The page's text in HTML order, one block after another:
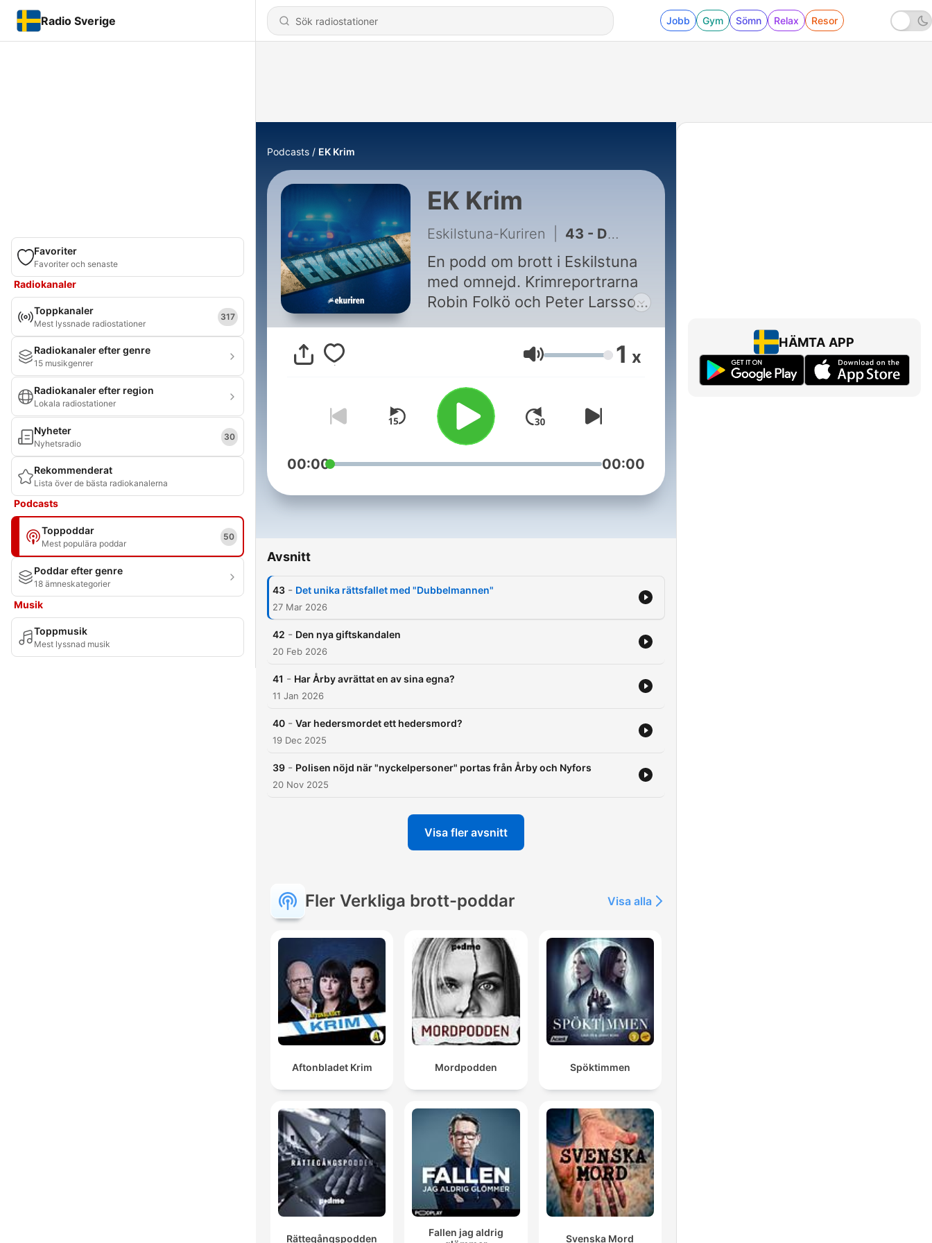
Radio Sverige Jobb Gym Sömn Relax Resor
Favoriter
Favoriter och senaste
Radiokanaler
Toppkanaler
Mest lyssnade radiostationer
317
Radiokanaler efter genre
15 musikgenrer
Radiokanaler efter region
Lokala radiostationer
Nyheter
Nyhetsradio
30
Rekommenderat
Lista över de bästa radiokanalerna
Podcasts
Toppoddar
Mest populära poddar
50
Poddar efter genre
18 ämneskategorier
Musik
Toppmusik
Mest lyssnad musik
Podcasts EK Krim
EK Krim
Eskilstuna-Kuriren 43 - Det unika rättsfallet med "Dubbelmannen"
En podd om brott i Eskilstuna
med omnejd. Krimreportrarna
Robin Folkö och Peter Larsson
brottsfall.Ansvarig utgivare:
Ulrika SjöblomKontakt:
Volym 1 x
00:00 00:00
Avsnitt
43 - Det unika rättsfallet med "Dubbelmannen"
27 Mar 2026
42 - Den nya giftskandalen
20 Feb 2026
41 - Har Årby avrättat en av sina egna?
11 Jan 2026
40 - Var hedersmordet ett hedersmord?
19 Dec 2025
39 - Polisen nöjd när "nyckelpersoner" portas från Årby och Nyfors
20 Nov 2025
Visa fler avsnitt
Fler Verkliga brott-poddar Visa alla
Aftonbladet Krim Mordpodden Spöktimmen
Rättegångspodden
Fallen jag aldrig
Svenska Mord
HÄMTA APP